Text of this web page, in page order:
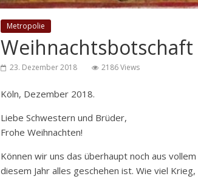
Metropolie
23. Dezember 2018 2186 Views
Köln, Dezember 2018.
Liebe Schwestern und Brüder,
Frohe Weihnachten!
Können wir uns das überhaupt noch aus
diesem Jahr alles geschehen ist. Wie viel